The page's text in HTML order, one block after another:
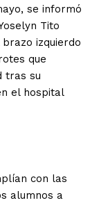
se informó
Tito
izquierdo
que
tras su
el hospital
con las
alumnos a